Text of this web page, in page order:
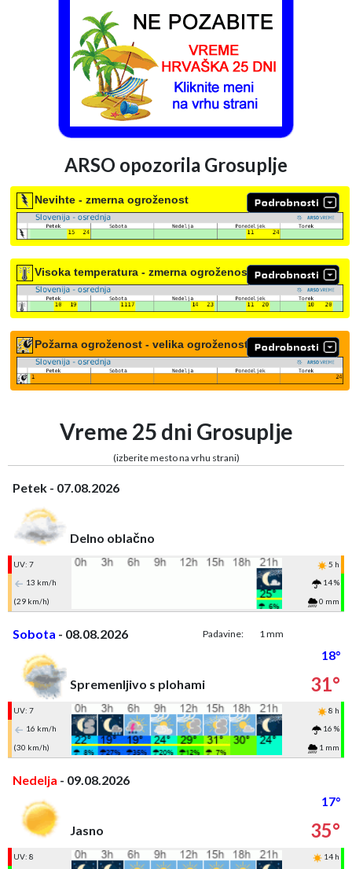
ARSO opozorila Grosuplje
Nevihte - zmerna ogroženost
Visoka temperatura - zmerna ogroženost
Požarna ogroženost - velika ogroženost
Vreme 25 dni Grosuplje
(izberite mesto na vrhu strani)
Petek - 07.08.2026
Delno oblačno
UV: 7
5 h
13 km/h
14 %
(29 km/h)
0 mm
Sobota - 08.08.2026 Padavine: 1 mm
18°
Spremenljivo s plohami
31°
UV: 7
8 h
16 km/h
16 %
(30 km/h)
1 mm
Nedelja - 09.08.2026
17°
Jasno
35°
UV: 8
14 h